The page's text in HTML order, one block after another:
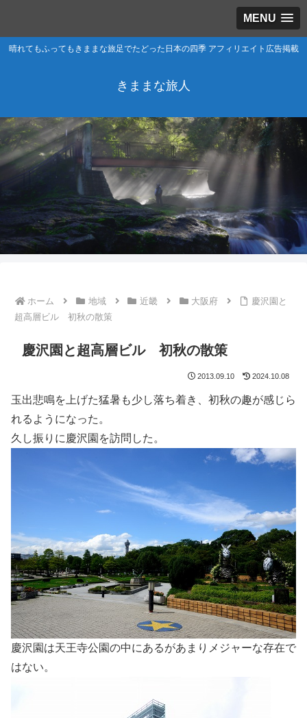
MENU
晴れてもふってもきままな旅足でたどった日本の四季 アフィリエイト広告掲載
きままな旅人
ホーム 地域 近畿 大阪府
慶沢園と
超高層ビル 初秋の散策
慶沢園と超高層ビル 初秋の散策
2013.09.10 2024.10.08
玉出悲鳴を上げた猛暑も少し落ち着き、初秋の趣が感じら
れるようになった。
久し振りに慶沢園を訪問した。
慶沢園は天王寺公園の中にあるがあまりメジャーな存在で
はない。